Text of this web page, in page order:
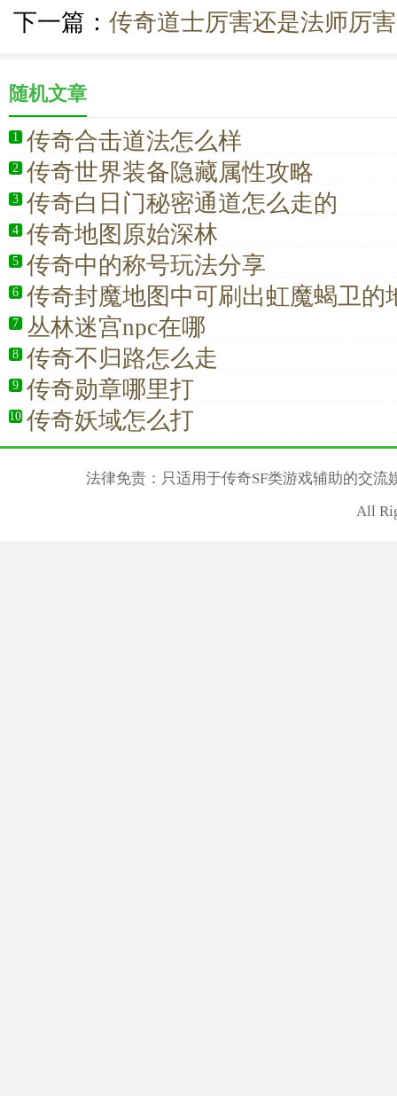
下一篇： 传奇道士厉害还是法师厉害
随机文章
1 传奇合击道法怎么样
2 传奇世界装备隐藏属性攻略
3 传奇白日门秘密通道怎么走的
4 传奇地图原始深林
5 传奇中的称号玩法分享
6 传奇封魔地图中可刷出虹魔蝎卫的
7 丛林迷宫npc在哪
8 传奇不归路怎么走
9 传奇勋章哪里打
10 传奇妖域怎么打
法律免责：只适用于传奇SF类游戏辅助的交
All